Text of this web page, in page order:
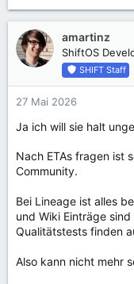
a
k
t
e
n
:
amartinz
ShiftOS
SHIFT Staff
27 Mai 2026
Ja ich will sie halt
Nach ETAs fragen ist
Community.
Bei Lineage ist alles
und Wiki Einträge
Qualitätstests finden
Also kann nicht mehr